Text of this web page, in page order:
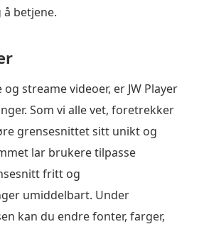
betjene.
streame videoer, er JW Player
Som vi alle vet, foretrekker
grensesnittet sitt unikt og
lar brukere tilpasse
fritt og
umiddelbart. Under
kan du endre fonter, farger,